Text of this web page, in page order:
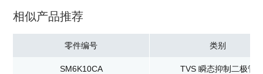
相似产品推荐
零件编号 类别
SM6K10CA TVS 瞬态抑制二极管